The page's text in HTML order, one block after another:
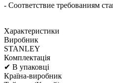
- Соответствие требованиям
Характеристики
Виробник
STANLEY
Комплектація
✔ В упаковці
Країна-виробник